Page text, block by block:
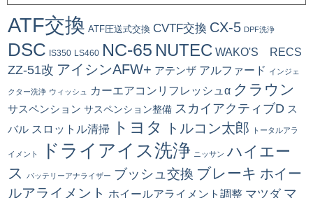
ATF交換 ATF圧送式交換 CVTF交換 CX-5 DPF洗浄
DSC IS350 LS460 NC-65 NUTEC WAKO'S RECS
ZZ-51改 アイシンAFW+ アテンザ アルファード インジェ
クター洗浄 ウィッシュ カーエアコンリフレッシュα クラウン
サスペンション サスペンション整備 スカイアクティブD ス
バル スロットル清掃 トヨタ トルコン太郎 トータルアラ
イメント ドライアイス洗浄 ニッサン ハイエー
ス
バッテリーアナライザー ブッシュ交換 ブレーキ ホイー
ルアライメント ホイールアライメント調整 マツダ マ